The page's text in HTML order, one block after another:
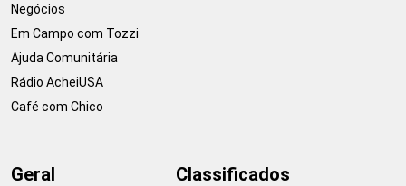
Negócios
Em Campo com Tozzi
Ajuda Comunitária
Rádio AcheiUSA
Café com Chico
Geral Classificados